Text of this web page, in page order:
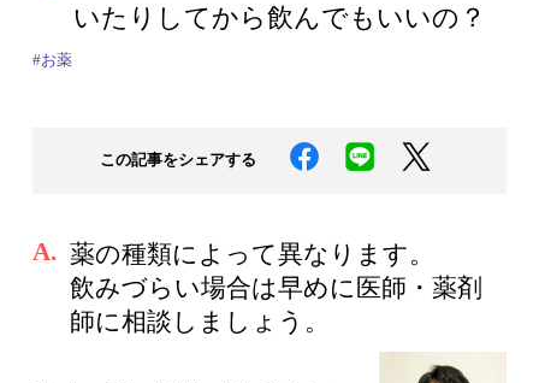
いたりしてから飲んでもいいの？
#お薬
この記事をシェアする
A. 薬の種類によって異なります。
飲みづらい場合は早めに医師・薬剤
師に相談しましょう。